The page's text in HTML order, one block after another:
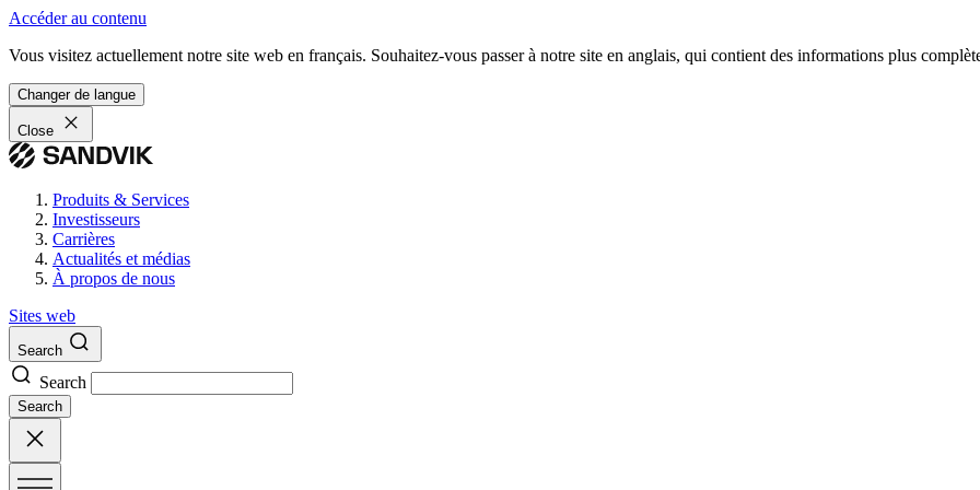
Accéder au contenu
Vous visitez actuellement notre site web en français. Souhaitez-vous passer à notre site en anglais, qui contient des informations plus
Changer de langue
Close
Produits & Services
Investisseurs
Carrières
Actualités et médias
À propos de nous
Sites web
Search
Search
Search